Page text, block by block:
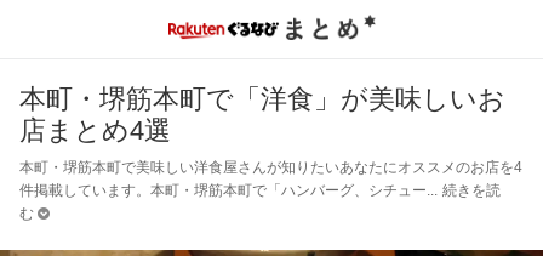
本町・堺筋本町で「洋食」が美味しいお
店まとめ4選
本町・堺筋本町で美味しい洋食屋さんが知りたいあなたにオススメのお店を4
件掲載しています。本町・堺筋本町で「ハンバーグ、シチュー
続きを読
む